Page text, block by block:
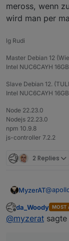
meross, wenn
wird man per
lg Rudi
Master Debian 12
Intel NUC6CAYH
Slave Debian 12.
Intel NUC6CAYH
Node 22.23.0
Nodejs 22.23.0
npm 10.9.8
js-controller 7.2.2
2 Replies
MyzerAT@
warum
bei
da_Woody MOST
@myzerat sagte